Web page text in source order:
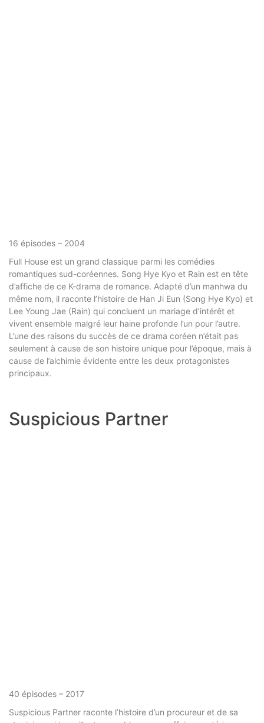
16 épisodes – 2004
Full House est un grand classique parmi les comédies
romantiques sud-coréennes. Song Hye Kyo et Rain est en tête
d’affiche de ce K-drama de romance. Adapté d’un manhwa du
même nom, il raconte l’histoire de Han Ji Eun (Song Hye Kyo) et
Lee Young Jae (Rain) qui concluent un mariage d’intérêt et
vivent ensemble malgré leur haine profonde l’un pour l’autre.
L’une des raisons du succès de ce drama coréen n’était pas
seulement à cause de son histoire unique pour l’époque, mais à
cause de l’alchimie évidente entre les deux protagonistes
principaux.
Suspicious Partner
40 épisodes – 2017
Suspicious Partner raconte l’histoire d’un procureur et de sa